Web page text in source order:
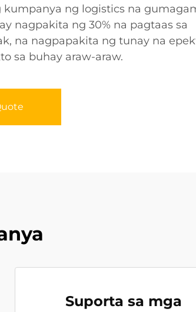
kumpanya ng logistics na
nagpakita ng 30% na pagtaas sa
na nagpapakita ng tunay na
sa buhay araw-araw.
Suporta sa mga